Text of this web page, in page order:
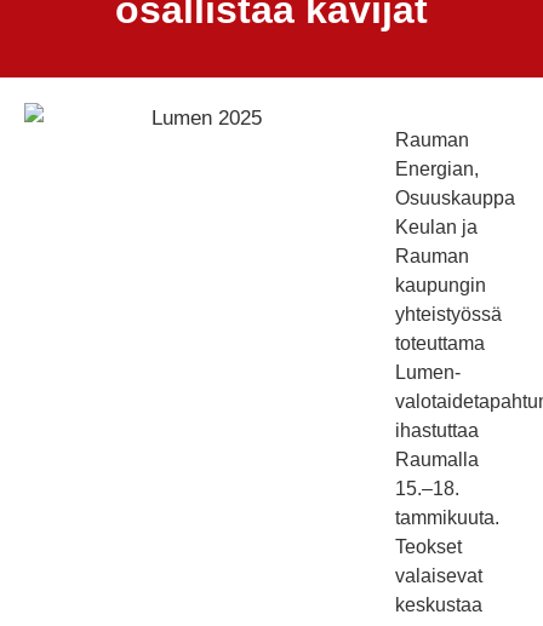
osallistaa kävijät
Rauman
Energian,
Osuuskauppa
Keulan ja
Rauman
kaupungin
yhteistyössä
toteuttama
Lumen-
ihastuttaa
Raumalla
15.–18.
tammikuuta.
Teokset
valaisevat
keskustaa